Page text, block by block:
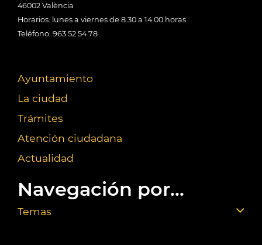
46002 València
Horarios: lunes a viernes de 8:30 a 14:00 horas
Teléfono: 963 52 54 78
Ayuntamiento
La ciudad
Trámites
Atención ciudadana
Actualidad
Navegación por...
Temas